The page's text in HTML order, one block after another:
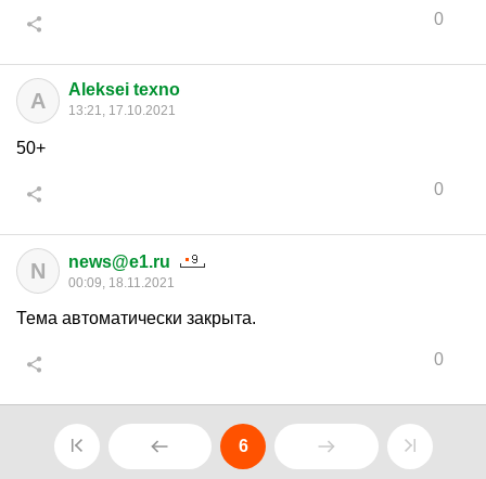
0
A Aleksei texno
13:21, 17.10.2021
50+
0
N news@e1.ru
00:09, 18.11.2021
Тема автоматически закрыта.
0
6